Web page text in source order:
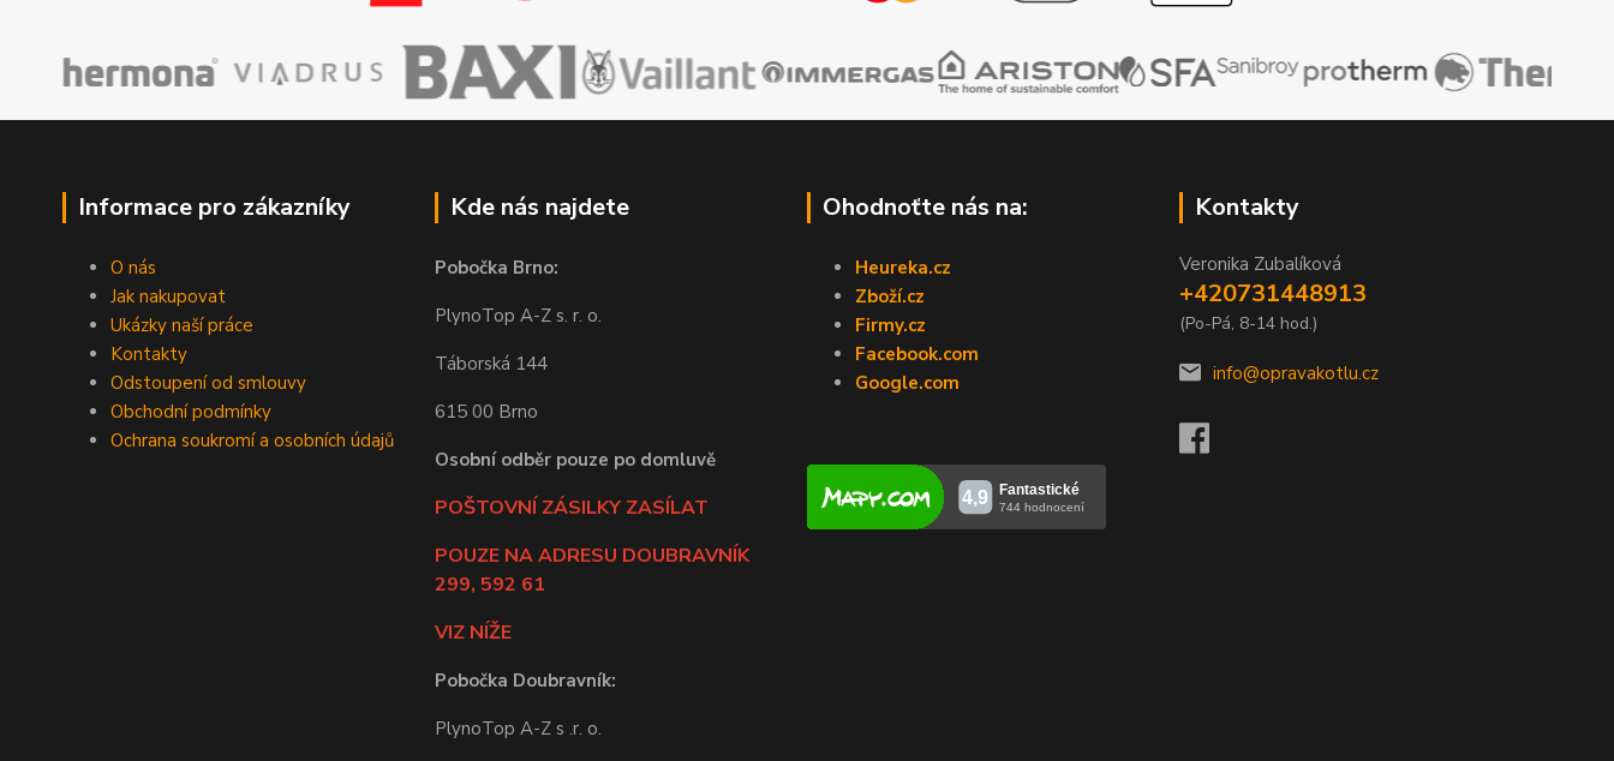
Informace pro zákazníky
O nás
Jak nakupovat
Ukázky naší práce
Kontakty
Odstoupení od smlouvy
Obchodní podmínky
Ochrana soukromí a osobních údajů
Kde nás najdete
Pobočka Brno:
PlynoTop A-Z s. r. o.
Táborská 144
615 00 Brno
Osobní odběr pouze po domluvě
POŠTOVNÍ ZÁSILKY ZASÍLAT
POUZE NA ADRESU DOUBRAVNÍK
299, 592 61
VIZ NÍŽE
Pobočka Doubravník:
PlynoTop A-Z s .r. o.
Ohodnoťte nás na:
Heureka.cz
Zboží.cz
Firmy.cz
Facebook.com
Google.com
Kontakty
Veronika Zubalíková
+420731448913
(Po-Pá, 8-14 hod.)
info@opravakotlu.cz